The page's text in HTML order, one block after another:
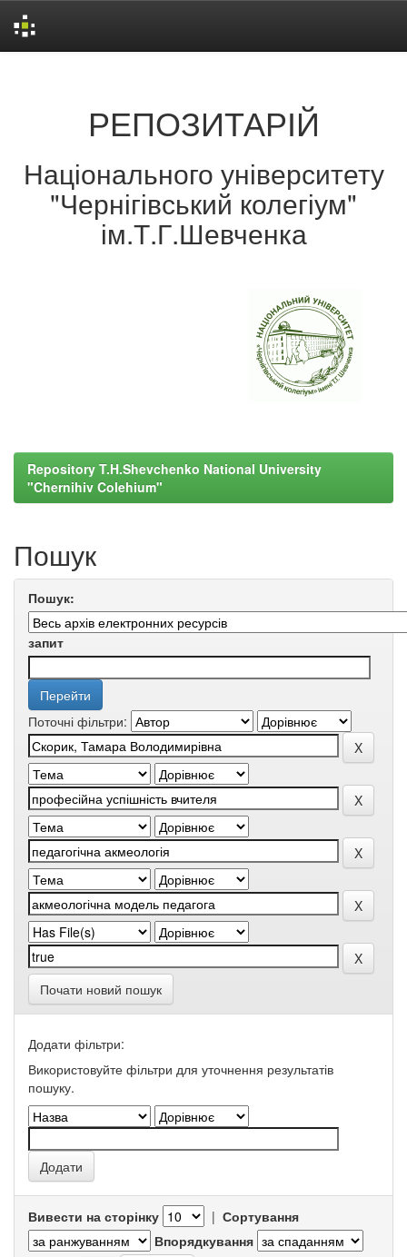
РЕПОЗИТАРІЙ
Національного університету
"Чернігівський колегіум"
ім.Т.Г.Шевченка
Repository T.H.Shevchenko National University
"Chernihiv Colehium"
Пошук
Пошук:
запит
Поточні фільтри:
Почати новий пошук
Додати фільтри:
Використовуйте фільтри для уточнення результатів
пошуку.
Вивести на сторінку | Сортування
Впорядкування